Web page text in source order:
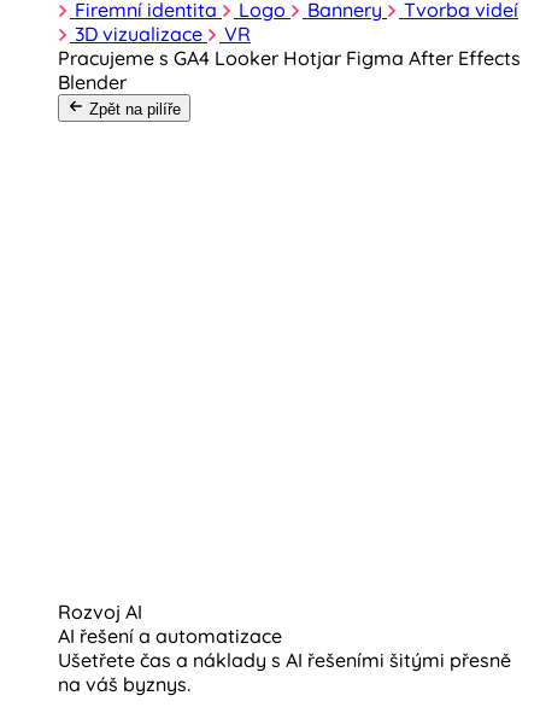
Firemní identita Logo Bannery
Tvorba videí
3D vizualizace
VR
Pracujeme s GA4 Looker Hotjar Figma After Effects
Blender
Zpět na pilíře
Rozvoj AI
AI řešení a automatizace
Ušetřete čas a náklady s AI řešeními šitými přesně
na váš byznys.